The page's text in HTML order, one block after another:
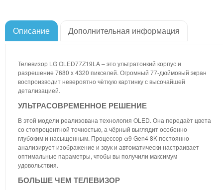
Описание Дополнительная информация
Телевизор LG OLED77Z19LA – это ультратонкий корпус и
разрешение 7680 x 4320 пикселей. Огромный 77-дюймовый экран
воспроизводит невероятно чёткую картинку с высочайшей
детализацией.
УЛЬТРАСОВРЕМЕННОЕ РЕШЕНИЕ
В этой модели реализована технология OLED. Она передаёт цвета
со стопроцентной точностью, а чёрный выглядит особенно
глубоким и насыщенным. Процессор α9 Gen4 8K постоянно
анализирует изображение и звук и автоматически настраивает
оптимальные параметры, чтобы вы получили максимум
удовольствия.
БОЛЬШЕ ЧЕМ ТЕЛЕВИЗОР